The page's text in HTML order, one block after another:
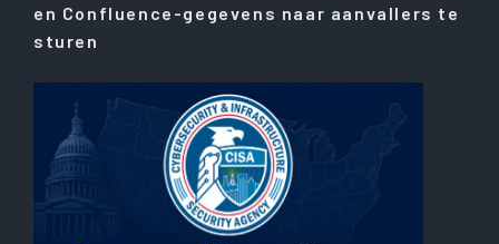
en Confluence-gegevens naar aanvallers te
sturen